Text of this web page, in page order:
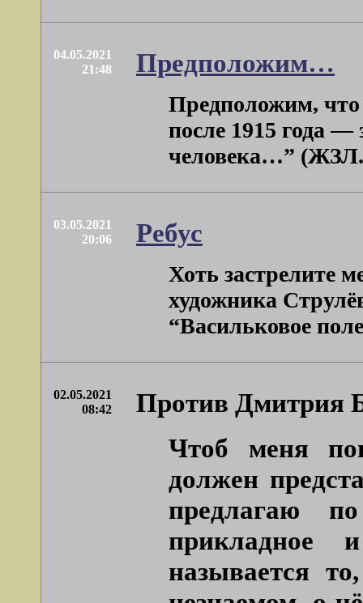
04.05.2021
21:48
Предположим…
Предположим,
после 1915 года
человека…”
03.05.2021
20:06
Ребус
Хоть застрелите
художника
“Васильковое
02.05.2021
08:42
Против Дмитрия
Чтоб меня
должен
предлагаю
прикладное
называется